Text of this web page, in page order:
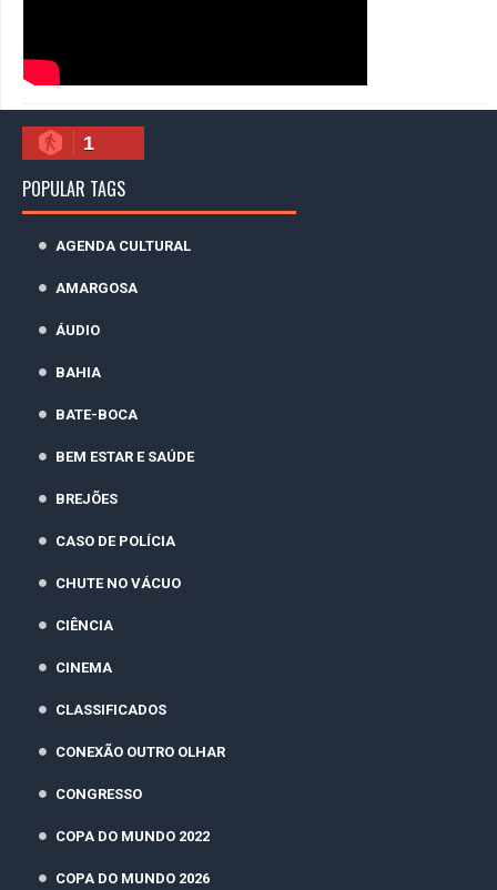
1
POPULAR TAGS
AGENDA CULTURAL
AMARGOSA
ÁUDIO
BAHIA
BATE-BOCA
BEM ESTAR E SAÚDE
BREJÕES
CASO DE POLÍCIA
CHUTE NO VÁCUO
CIÊNCIA
CINEMA
CLASSIFICADOS
CONEXÃO OUTRO OLHAR
CONGRESSO
COPA DO MUNDO 2022
COPA DO MUNDO 2026